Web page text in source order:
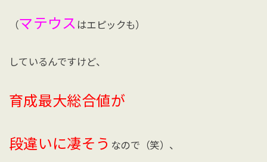
（マテウス はエピックも）
しているんですけど、
育成最大総合値が
段違いに凄そう なので（笑）、